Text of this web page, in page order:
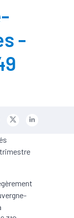
-
trimestre